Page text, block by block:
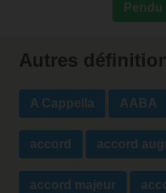
Autres
A Cappella AABA
accord accord
accord majeur